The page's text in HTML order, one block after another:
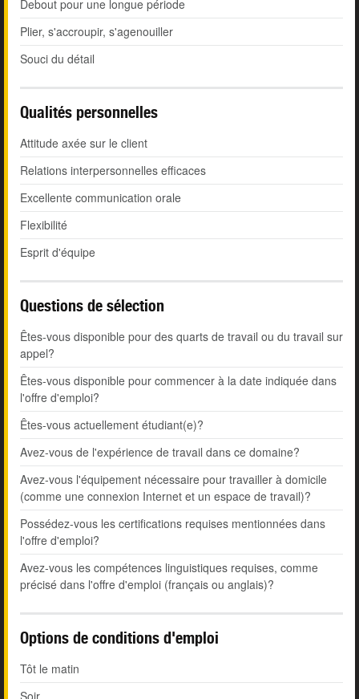
Debout pour une longue période
Plier, s'accroupir, s'agenouiller
Souci du détail
Qualités personnelles
Attitude axée sur le client
Relations interpersonnelles efficaces
Excellente communication orale
Flexibilité
Esprit d'équipe
Questions de sélection
Êtes-vous disponible pour des quarts de travail ou du travail sur
appel?
Êtes-vous disponible pour commencer à la date indiquée dans
l'offre d'emploi?
Êtes-vous actuellement étudiant(e)?
Avez-vous de l'expérience de travail dans ce domaine?
Avez-vous l'équipement nécessaire pour travailler à domicile
(comme une connexion Internet et un espace de travail)?
Possédez-vous les certifications requises mentionnées dans
l'offre d'emploi?
Avez-vous les compétences linguistiques requises, comme
précisé dans l'offre d'emploi (français ou anglais)?
Options de conditions d'emploi
Tôt le matin